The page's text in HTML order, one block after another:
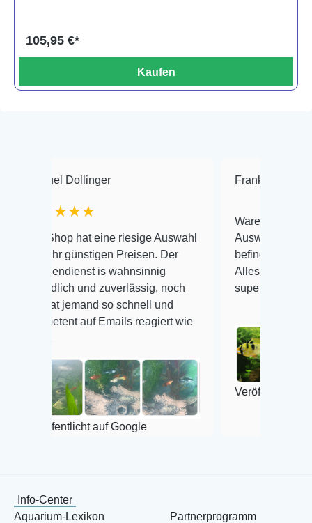
105,95 €*
Kaufen
hat eine riesige Auswahl
Preisen. Der
is wahnsinnig
und zuverlässig, noch
so schnell und
auf Emails reagiert wie
auf Google
Frank Hackmayer
Warenanlieferung Top und
Auswahl plus
befinden der Fische
Alles ist quick lebendig und
super Zustand. Gerne
Veröffentlicht auf Google
Info-Center
Aquarium-Lexikon
Partnerprogramm